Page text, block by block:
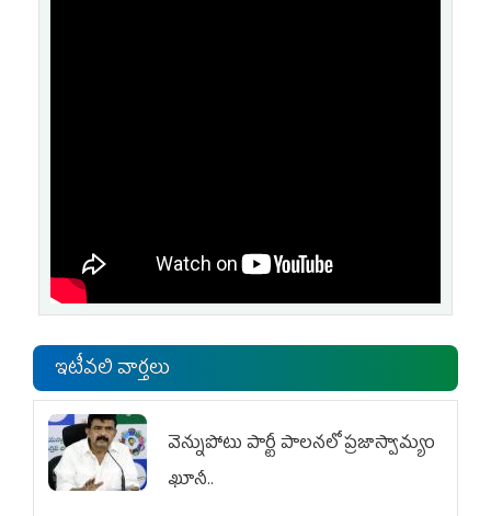
ఇటీవలి వార్తలు
వెన్నుపోటు పార్టీ పాలనలో ప్రజాస్వామ్యం
ఖూనీ..